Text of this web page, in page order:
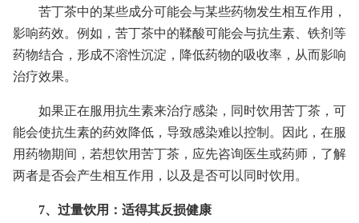
苦丁茶中的某些成分可能会与某些药物发生相互作用，
影响药效。例如，苦丁茶中的鞣酸可能会与抗生素、铁剂等
药物结合，形成不溶性沉淀，降低药物的吸收率，从而影响
治疗效果。
如果正在服用抗生素来治疗感染，同时饮用苦丁茶，可
能会使抗生素的药效降低，导致感染难以控制。因此，在服
用药物期间，若想饮用苦丁茶，应先咨询医生或药师，了解
两者是否会产生相互作用，以及是否可以同时饮用。
7、过量饮用：适得其反损健康